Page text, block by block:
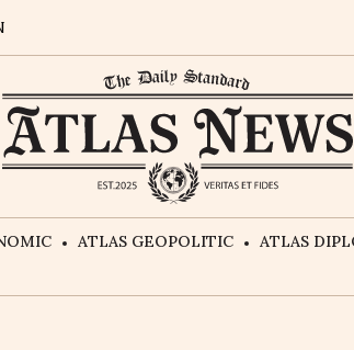
ATLAS GEOPOLITIC ATLAS